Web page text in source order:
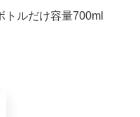
ルだけ容量700ml